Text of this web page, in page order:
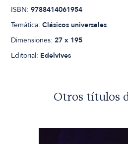
ISBN:9788414061954
Temática:Clásicos universales
Dimensiones:27 x 195
Editorial: Edelvives
Otros títulos